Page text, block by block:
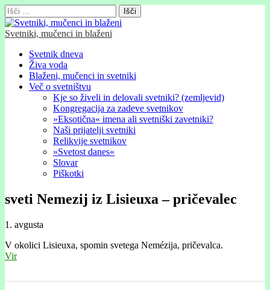
Išči:
Svetniki, mučenci in blaženi
Glavni
meni
Skip
content
Svetnik dneva
Živa voda
Blaženi, mučenci in svetniki
Več o svetništvu
Kje so živeli in delovali svetniki? (zemljevid)
Kongregacija za zadeve svetnikov
»Eksotična« imena ali svetniški zavetniki?
Naši prijatelji svetniki
Relikvije svetnikov
»Svetost danes«
Slovar
Piškotki
sveti Nemezij iz Lisieuxa – pričevalec
1. avgusta
V okolici Lisieuxa, spomin svetega Nemézija, pričevalca.
Vir